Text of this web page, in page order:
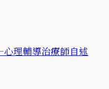
理輔導治療師自述